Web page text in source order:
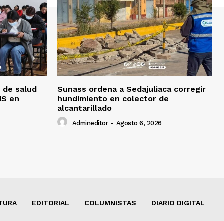
de salud
en
Sunass ordena a Sedajuliaca corregir
hundimiento en colector de
alcantarillado
Admineditor - Agosto 6, 2026
EDITORIAL COLUMNISTAS DIARIO DIGITAL